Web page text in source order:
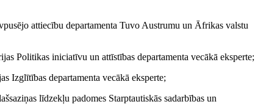
attiecību departamenta Tuvo Austrumu un Āfrikas valstu
Politikas iniciatīvu un attīstības departamenta vecākā eksperte;
Izglītības departamenta vecākā eksperte;
līdzekļu padomes Starptautiskās sadarbības un